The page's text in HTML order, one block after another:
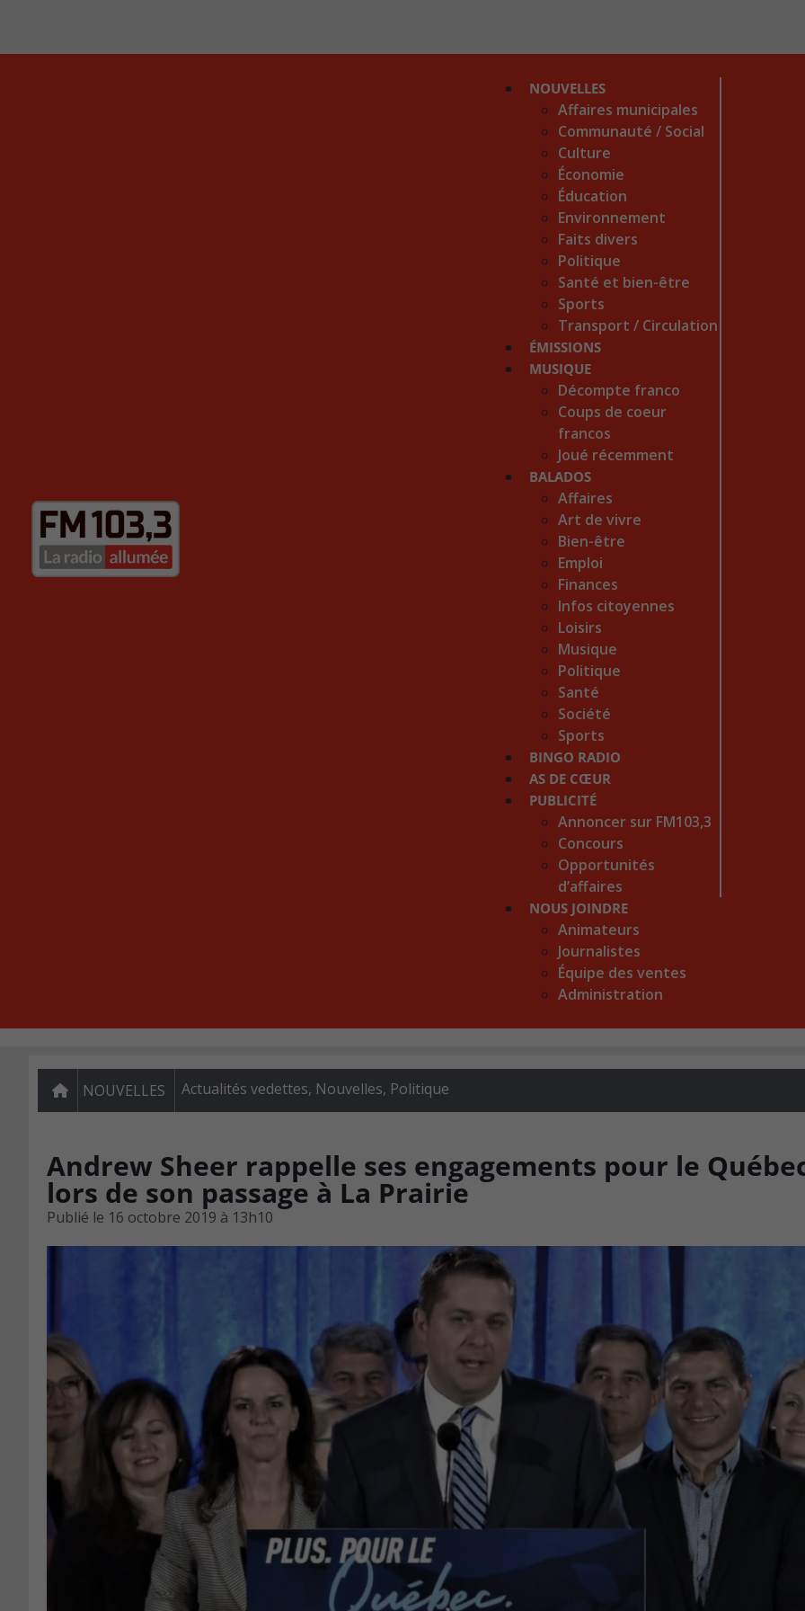
NOUVELLES
Affaires municipales
Communauté / Social
Culture
Économie
Éducation
Environnement
Faits divers
Politique
Santé et bien-être
Sports
Transport / Circulation
ÉMISSIONS
MUSIQUE
Décompte franco
Coups de coeur
francos
Joué récemment
BALADOS
Affaires
Art de vivre
Bien-être
Emploi
Finances
Infos citoyennes
Loisirs
Musique
Politique
Santé
Société
Sports
BINGO RADIO
AS DE CŒUR
PUBLICITÉ
Annoncer sur FM103,3
Concours
Opportunités
d’affaires
NOUS JOINDRE
Animateurs
Journalistes
Équipe des ventes
Administration
NOUVELLES Actualités vedettes, Nouvelles, Politique
Andrew Sheer rappelle ses engagements pour le
lors de son passage à La Prairie
Publié le 16 octobre 2019 à 13h10